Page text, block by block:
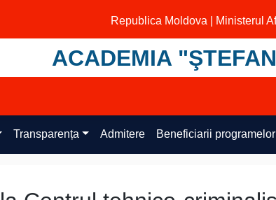
Republica Moldova | Ministerul
ACADEMIA
Transparența Admitere Beneficiarii programelor